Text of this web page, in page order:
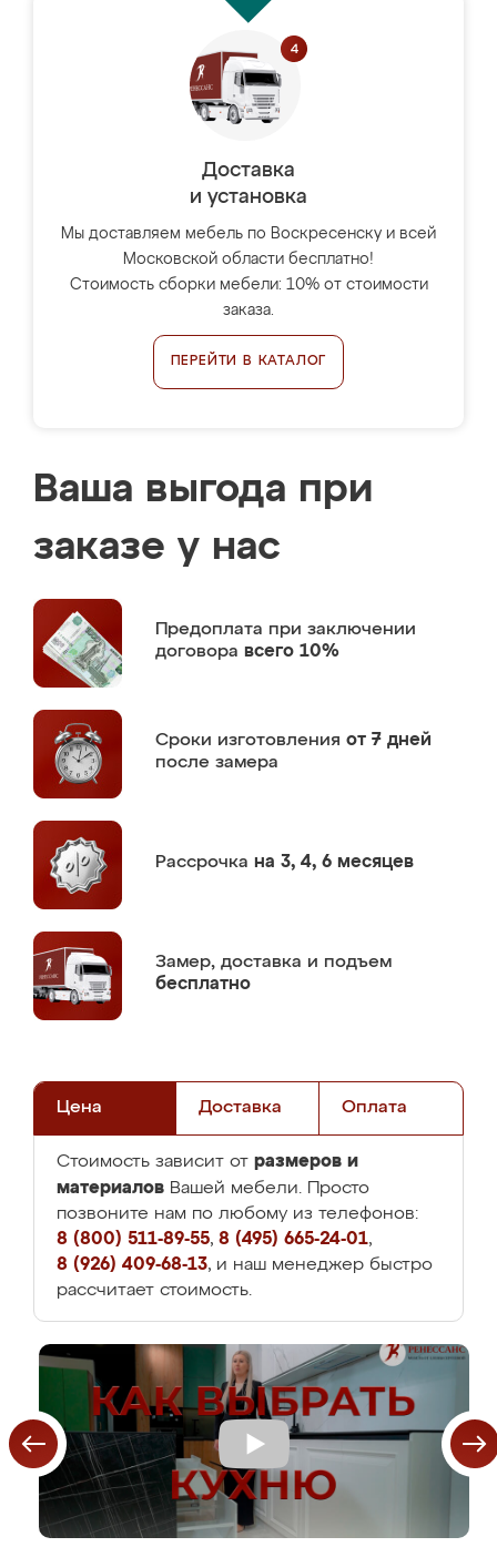
Доставка
и установка
Мы доставляем мебель по Воскресенску и всей
Московской области бесплатно!
Стоимость сборки мебели: 10% от стоимости
заказа.
ПЕРЕЙТИ В КАТАЛОГ
Ваша выгода при
заказе у нас
Предоплата при заключении
договора всего 10%
Сроки изготовления от 7 дней
после замера
Рассрочка на 3, 4, 6 месяцев
Замер, доставка и подъем
бесплатно
Цена Доставка Оплата
Стоимость зависит от размеров и
материалов Вашей мебели. Просто
позвоните нам по любому из телефонов:
8 (800) 511-89-55, 8 (495) 665-24-01,
8 (926) 409-68-13, и наш менеджер быстро
рассчитает стоимость.